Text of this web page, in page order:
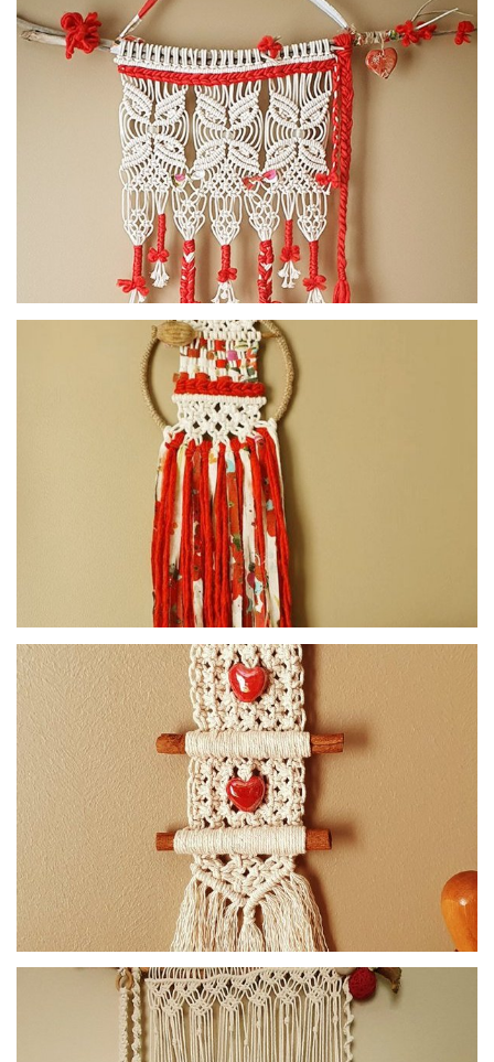
Macramé collection Colorino - rouge
Macramé collection Coquelicot - branche
Macramé collection Coquelicot - rond